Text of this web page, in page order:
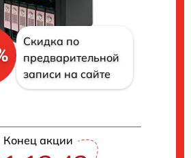
Скидка по
предварительной
записи на сайте
Конец акции